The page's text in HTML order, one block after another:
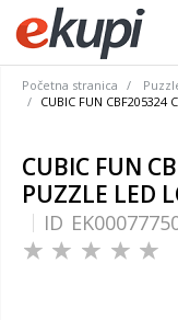
Početna stranica
CUBIC FUN CBF205324
CUBIC FUN
PUZZLE LED
ID